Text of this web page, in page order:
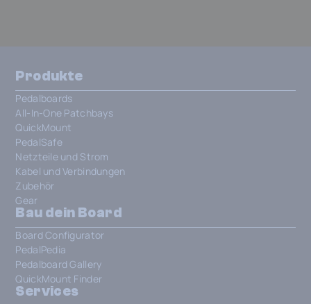
Produkte
Pedalboards
All-In-One Patchbays
QuickMount
PedalSafe
Netzteile und Strom
Kabel und Verbindungen
Zubehör
Gear
Bau dein Board
Board Configurator
PedalPedia
Pedalboard Gallery
QuickMount Finder
Services